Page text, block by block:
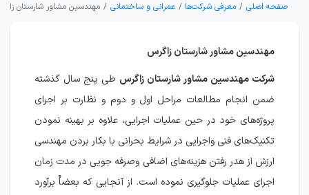
صفحه اصلی معرفی شرکت‌ها عمرانی و ساختمانی مهندسین مشاور شارستان
مهندسین مشاور شارستان زاگرس
شرکت مهندسین مشاور شارستان زاگرس طی پنج سال گذشته
ضمن انجام مطالعات مراحل اول و دوم و نظارت بر اجرای
پروژه‌های خود در حين عمليات اجرايی، علاوه بر بهينه نمودن
تكنيك‌های فنی واجرايی در شرايط بحرانی با بكار بردن مهندسی
ارزش از هدر رفتن هزينه‌های اضافی وصرفه جويی در مدت زمان
اجرای عمليات جلوگيری نموده است. از آنجايی كه بعضاٌ برآورد